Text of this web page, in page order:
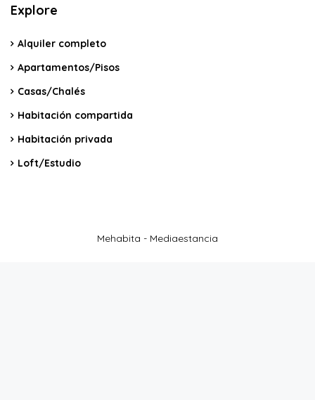
Explore
Alquiler completo
Apartamentos/Pisos
Casas/Chalés
Habitación compartida
Habitación privada
Loft/Estudio
Mehabita - Mediaestancia